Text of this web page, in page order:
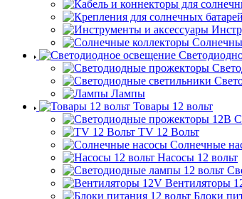
Лампы
Товары 12 вольт
TV 12 Вольт
Солнечные
Насосы 12 вольт
Вентиляторы
Блоки